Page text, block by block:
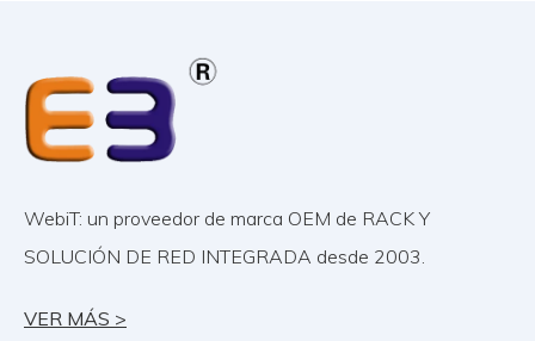
WebiT: un proveedor de marca OEM de RACK Y
SOLUCIÓN DE RED INTEGRADA desde 2003.
VER MÁS >